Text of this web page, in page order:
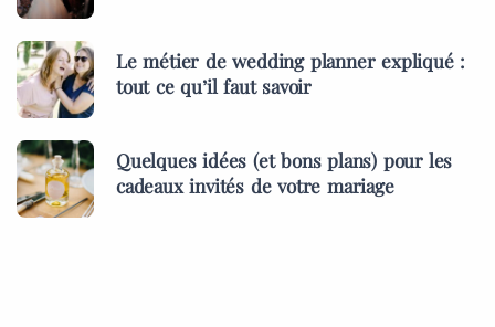
Le métier de wedding planner expliqué :
tout ce qu’il faut savoir
Quelques idées (et bons plans) pour les
cadeaux invités de votre mariage